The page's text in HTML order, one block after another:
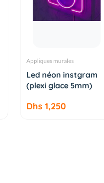
PANIER
Appliques murales
Led néon instgram
(plexi glace 5mm)
Dhs 1,250